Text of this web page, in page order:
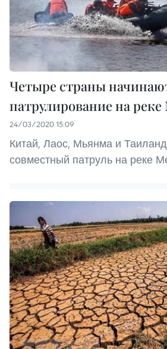
Четыре страны
патрулирование на
24/03/2020 15:09
Китай, Лаос, Мьянма и
совместный патруль на реке